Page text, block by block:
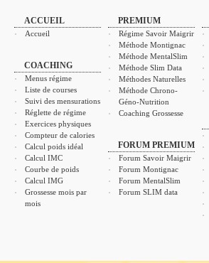
ACCUEIL
Accueil
COACHING
Menus régime
Liste de courses
Suivi des mensurations
Réglette de régime
Exercices physiques
Compteur de calories
Calcul poids idéal
Calcul IMC
Courbe de poids
Calcul IMG
Grossesse mois par
mois
PREMIUM
Régime Savoir Maigrir
Méthode Montignac
Méthode MentalSlim
Méthode Slim Data
Méthodes Naturelles
Méthode Chrono-
Géno-Nutrition
Coaching Grossesse
FORUM PREMIUM
Forum Savoir Maigrir
Forum Montignac
Forum MentalSlim
Forum SLIM data